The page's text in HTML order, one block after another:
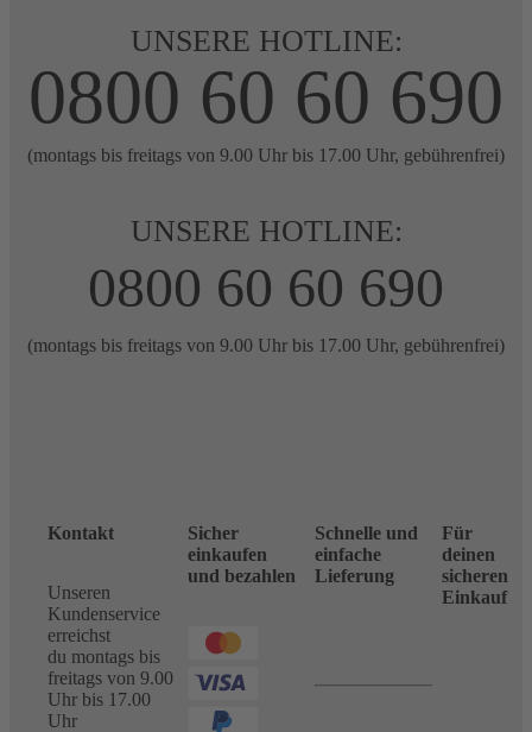
UNSERE HOTLINE:
0800 60 60 690
(montags bis freitags von 9.00 Uhr bis 17.00 Uhr, gebührenfrei)
UNSERE HOTLINE:
0800 60 60 690
(montags bis freitags von 9.00 Uhr bis 17.00 Uhr, gebührenfrei)
Kontakt
Unseren
Kundenservice
erreichst
du montags bis
freitags von 9.00
Uhr bis 17.00
Uhr
Sicher
einkaufen
und bezahlen
Schnelle und
einfache
Lieferung
Für
deinen
sicheren
Einkauf